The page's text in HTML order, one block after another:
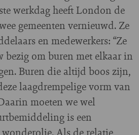
werkdag heeft London de
gemeenten vernieuwd. Ze
en medewerkers: “Ze
bezig om buren met elkaar in
Buren die altijd boos zijn,
laagdrempelige vorm van
moeten we wel
is een